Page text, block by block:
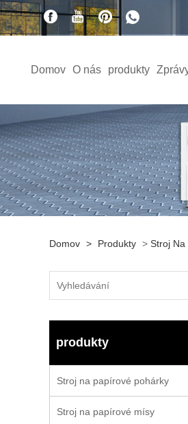
Domov O nás produkty
Domov > Produkty > Stroj Na
produkty
Stroj na papírové pohárky
Stroj na papírové mísy